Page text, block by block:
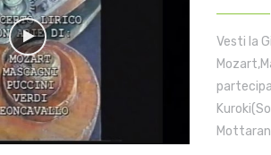
Vesti la